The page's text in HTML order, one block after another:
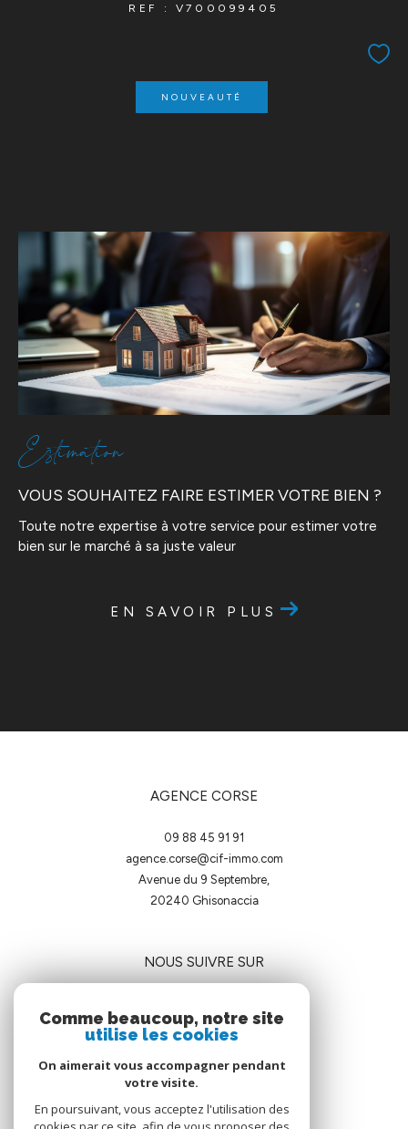
REF : V700099405
NOUVEAUTÉ
Estimation
VOUS SOUHAITEZ FAIRE ESTIMER VOTRE BIEN ?
Toute notre expertise à votre service pour estimer votre
bien sur le marché à sa juste valeur
EN SAVOIR PLUS
AGENCE CORSE
09 88 45 91 91
agence.corse@cif-immo.com
Avenue du 9 Septembre,
20240
ghisonaccia
NOUS SUIVRE SUR
Comme beaucoup, notre site
utilise les cookies
On aimerait vous accompagner pendant
votre visite.
En poursuivant, vous acceptez l'utilisation des